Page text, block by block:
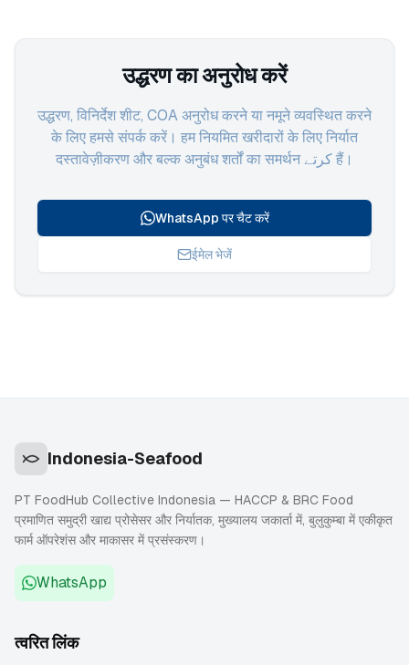
उद्धरण का अनुरोध करें
उद्धरण, विनिर्देश शीट, COA अनुरोध करने या नमूने व्यवस्थित करने
के लिए हमसे संपर्क करें। हम नियमित खरीदारों के लिए निर्यात
दस्तावेज़ीकरण और बल्क अनुबंध शर्तों का समर्थन کرتے हैं।
WhatsApp पर चैट करें
ईमेल भेजें
Indonesia-Seafood
PT FoodHub Collective Indonesia — HACCP & BRC Food
प्रमाणित समुद्री खाद्य प्रोसेसर और निर्यातक, मुख्यालय जकार्ता में, बुलुकुम्बा में एकीकृत
फार्म ऑपरेशंस और माकासर में प्रसंस्करण।
WhatsApp
त्वरित लिंक